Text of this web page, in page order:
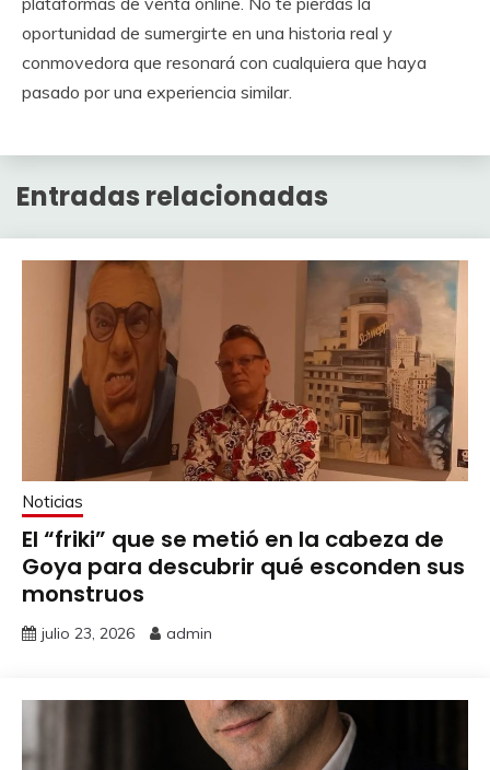
oportunidad de sumergirte en una historia real y
conmovedora que resonará con cualquiera que haya
pasado por una experiencia similar.
Entradas relacionadas
Noticias
El “friki” que se metió en la cabeza de
Goya para descubrir qué esconden sus
monstruos
julio 23, 2026 admin